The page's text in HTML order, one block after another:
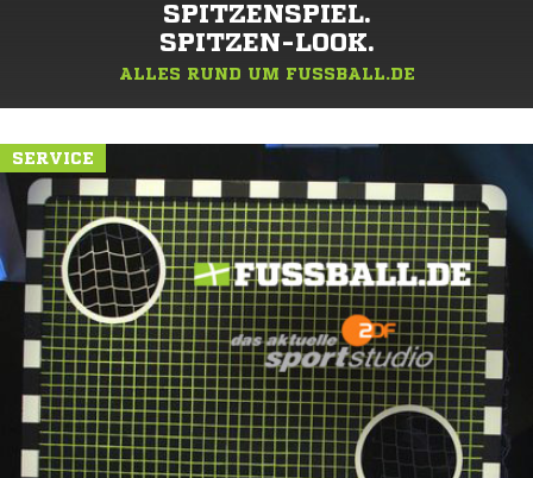
SPITZENSPIEL.
SPITZEN-LOOK.
ALLES RUND UM FUSSBALL.DE
SERVICE